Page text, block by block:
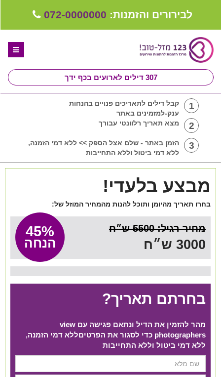
לבירורים והזמנות: 072-0000000
307 דילים לארועים בכף ידך
ספקים לחתונה מומלצים
קבלו ייעוץ בחינם
קבוצת וואטסאפ-ספקים עונים LIVE
1
קבל דילים לתאריכים פנויים בהנחות
ענק-למזמינים באתר
2 מצא תאריך רלוונטי עבורך
3
הזמן באתר - שלם אצל הספק >> ללא דמי הזמנה,
ללא דמי ביטול וללא התחייבות
מבצע בלעדי!
בחרו תאריך מהיומן ותוכל להנות מהמחיר המוזל של:
45%
הנחה
מחיר רגיל: 5500 ש״ח
3000 ש״ח
בחרתם תאריך?
מהר להזמין את הדיל ונתאם פגישה עם view
photographers כדי לסגור את הפרטים​ ללא דמי הזמנה,
ללא דמי ביטול וללא התחייבות